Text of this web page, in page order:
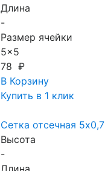
Длина
-
Размер ячейки
5x5
78 ₽
В Корзину
Купить в 1 клик
Сетка отсечная 5х0,7
Высота
-
Длина